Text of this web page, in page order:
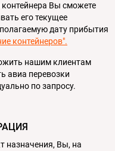
Вы сможете
его текущее
дату прибытия
контейнеров".
нашим клиентам
авиа перевозки
по запросу.
назначения, Вы, на